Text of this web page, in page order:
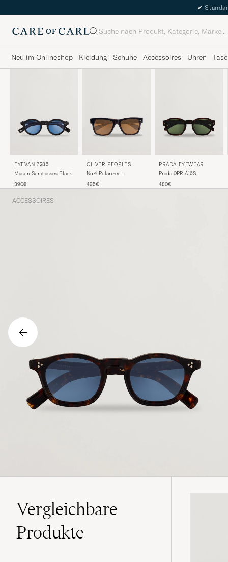
✔
Suche
Neu im Onlineshop Kleidung Schuhe Accessoires Uhren
EYEVAN 7285
Mason Sunglasses Black
390€
OLIVER PEOPLES
No.4 Polarized
Tortoise
495€
PRADA EYEWEAR
Prada 0PR A16S
Tortoise
480€
ACCESSOIRES
Vergleichbare
Produkte